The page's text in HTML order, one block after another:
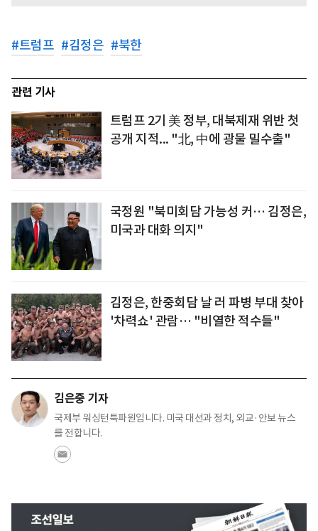
#트럼프 #김정은 #북한
관련 기사
트럼프 2기 美 정부, 대북제재 위반 첫
공개 지적... "北, 中에 광물 밀수출"
국정원 "북미회담 가능성 커… 김정은,
미국과 대화 의지"
김정은, 한중회담 날 러 파병 부대 찾아
'차력쇼' 관람… "비열한 적수들"
김은중 기자
국제부 워싱턴특파원입니다. 미국 대선과 정치, 외교·안보 뉴스
를 전합니다.